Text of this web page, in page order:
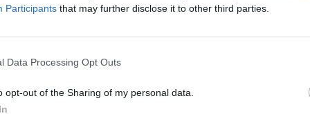
Participants that may further disclose it to other third parties.
Data Processing Opt Outs
opt-out of the Sharing of my personal data.